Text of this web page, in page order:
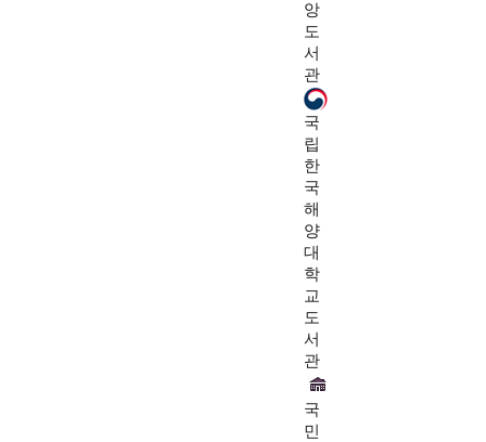
앙
도
서
관
국
립
한
국
해
양
대
학
교
도
서
관
국
민